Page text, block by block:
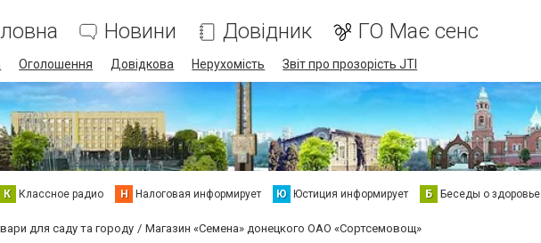
Новини Довідник ГО Має сенс
Оголошення Довідкова Нерухомість Звіт про прозорість JTI
К Классное радио Н Налоговая информирует Ю Юстиция информирует Б Беседы о здоровье
для саду та городу Магазин «Семена» донецкого ОАО «Сортсемовощ»